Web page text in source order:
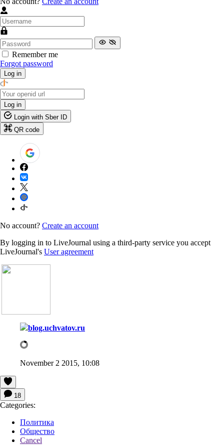
Remember me
Forgot password
Log in
Log in
Login with Sber ID
QR code
No account? Create an account
By logging in to LiveJournal using a third-party service you accept
LiveJournal's User agreement
blog.uchvatov.ru
November 2 2015, 10:08
18
Categories:
Политика
Общество
Cancel